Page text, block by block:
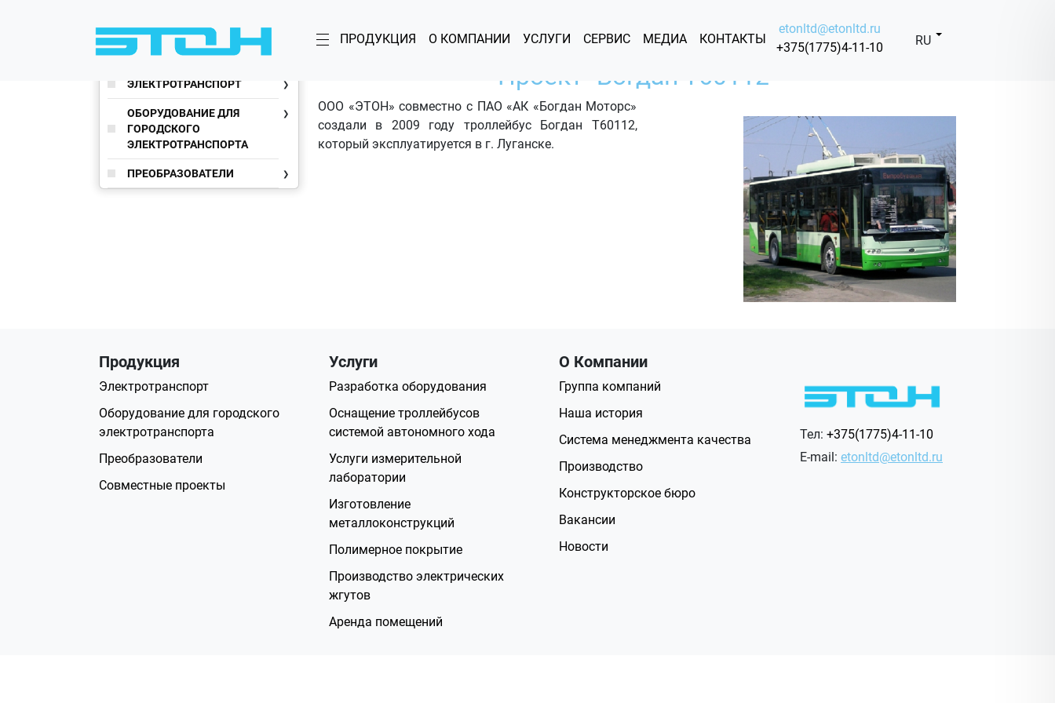
ПРОДУКЦИЯ О КОМПАНИИ УСЛУГИ СЕРВИС МЕДИА КОНТАКТЫ
etonltd@etonltd.ru
+375(1775)4-11-10
RU
ЭЛЕКТРОТРАНСПОРТ
ОБОРУДОВАНИЕ ДЛЯ
ГОРОДСКОГО
ЭЛЕКТРОТРАНСПОРТА
ПРЕОБРАЗОВАТЕЛИ
Проект "Богдан Т60112"
ООО «ЭТОН» совместно с ПАО «АК «Богдан Моторс»
создали в 2009 году троллейбус Богдан Т60112,
который эксплуатируется в г. Луганске.
Продукция
Электротранспорт
Оборудование для городского
электротранспорта
Преобразователи
Совместные проекты
Услуги
Разработка оборудования
Оснащение троллейбусов
системой автономного хода
Услуги измерительной
лаборатории
Изготовление
металлоконструкций
Полимерное покрытие
Производство электрических
жгутов
Аренда помещений
О Компании
Группа компаний
Наша история
Система менеджмента качества
Производство
Конструкторское бюро
Вакансии
Новости
Тел: +375(1775)4-11-10
E-mail: etonltd@etonltd.ru